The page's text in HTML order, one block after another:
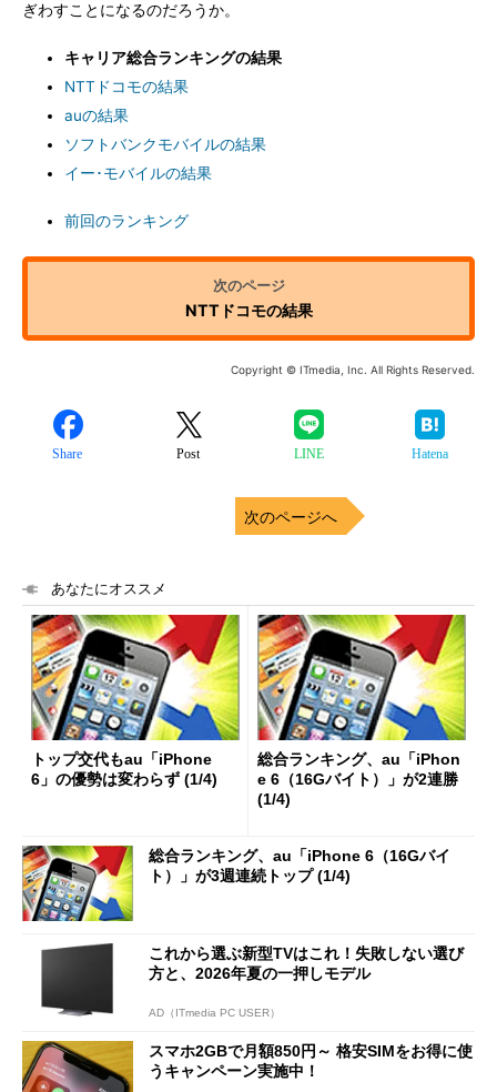
ぎわすことになるのだろうか。
キャリア総合ランキングの結果
NTTドコモの結果
auの結果
ソフトバンクモバイルの結果
イー･モバイルの結果
前回のランキング
NTTドコモの結果
Copyright © ITmedia, Inc. All Rights Reserved.
Share Post LINE Hatena
次のページへ
あなたにオススメ
トップ交代もau「iPhone
6」の優勢は変わらず (1/4)
総合ランキング、au「iPhon
e 6（16Gバイト）」が2連勝
(1/4)
総合ランキング、au「iPhone 6（16Gバイ
ト）」が3週連続トップ (1/4)
これから選ぶ新型TVはこれ！失敗しない選び
方と、2026年夏の一押しモデル
AD（ITmedia PC USER）
スマホ2GBで月額850円～ 格安SIMをお得に使
うキャンペーン実施中！